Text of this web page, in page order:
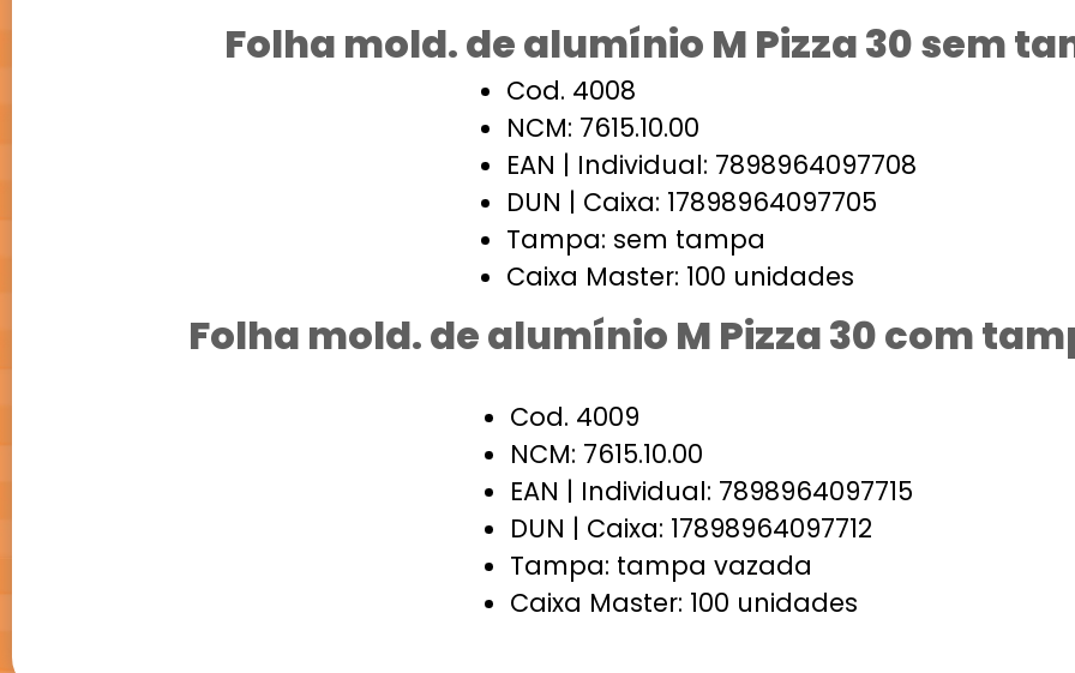
Folha mold. de alumínio M Pizza 30 sem
Cod. 4008
NCM: 7615.10.00
EAN | Individual: 7898964097708
DUN | Caixa: 17898964097705
Tampa: sem tampa
Caixa Master: 100 unidades
Folha mold. de alumínio M Pizza 30 com
Cod. 4009
NCM: 7615.10.00
EAN | Individual: 7898964097715
DUN | Caixa: 17898964097712
Tampa: tampa vazada
Caixa Master: 100 unidades